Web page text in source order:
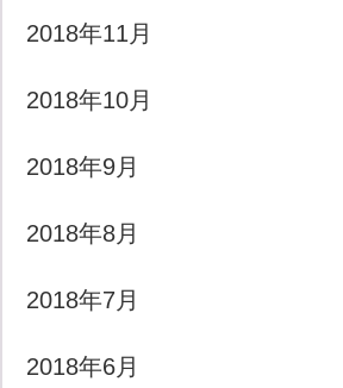
2018年11月
2018年10月
2018年9月
2018年8月
2018年7月
2018年6月